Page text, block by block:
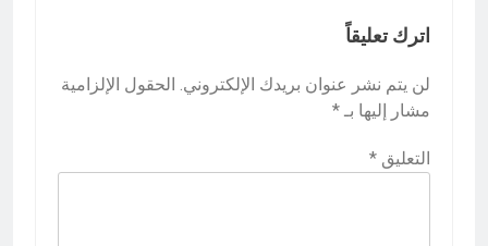
اترك تعليقاً
لن يتم نشر عنوان بريدك الإلكتروني. الحقول الإلزامية
مشار إليها بـ *
التعليق *